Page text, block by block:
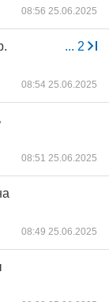
08:56 25.06.2025
... 2
08:54 25.06.2025
08:51 25.06.2025
08:49 25.06.2025